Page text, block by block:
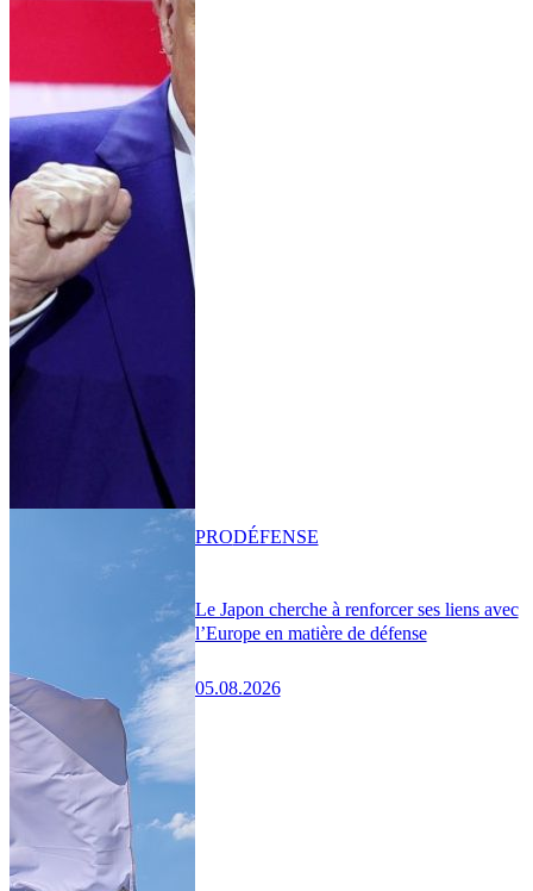
Le Japon cherche à renforcer ses liens avec
l’Europe en matière de défense
05.08.2026
PRODÉFENSE